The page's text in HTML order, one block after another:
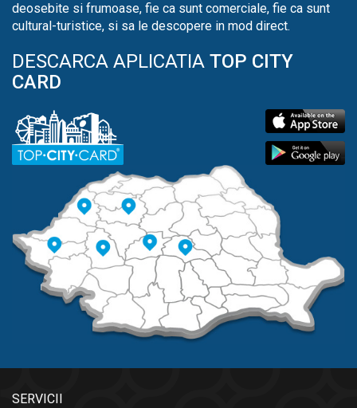
deosebite si frumoase, fie ca sunt comerciale, fie ca sunt
cultural-turistice, si sa le descopere in mod direct.
DESCARCA APLICATIA TOP CITY
CARD
SERVICII